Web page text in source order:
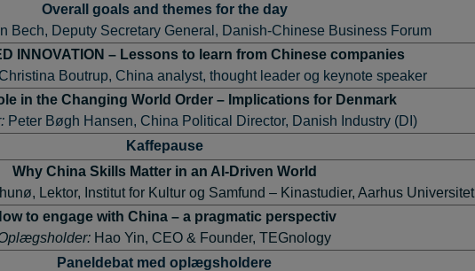
Overall goals and themes for the day
Bech, Deputy Secretary General, Danish-Chinese Business Forum
INNOVATION – Lessons to learn from Chinese companies
Christina Boutrup, China analyst, thought leader og keynote speaker
in the Changing World Order – Implications for Denmark
Peter Bøgh Hansen, China Political Director, Danish Industry (DI)
Kaffepause
Why China Skills Matter in an AI-Driven World
Lektor, Institut for Kultur og Samfund – Kinastudier, Aarhus Universitet
to engage with China – a pragmatic perspectiv
Hao Yin, CEO & Founder, TEGnology
Paneldebat med oplægsholdere